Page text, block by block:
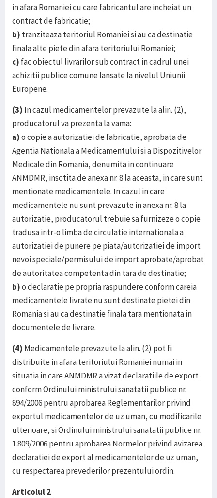
in afara Romaniei cu care fabricantul are incheiat un
contract de fabricatie;
b) tranziteaza teritoriul Romaniei si au ca destinatie
finala alte piete din afara teritoriului Romaniei;
c) fac obiectul livrarilor sub contract in cadrul unei
achizitii publice comune lansate la nivelul Uniunii
Europene.
(3) In cazul medicamentelor prevazute la alin. (2),
producatorul va prezenta la vama:
a)o copie a autorizatiei de fabricatie, aprobata de
Agentia Nationala a Medicamentului si a Dispozitivelor
Medicale din Romania, denumita in continuare
ANMDMR, insotita de anexa nr. 8 la aceasta, in care sunt
mentionate medicamentele. In cazul in care
medicamentele nu sunt prevazute in anexa nr. 8 la
autorizatie, producatorul trebuie sa furnizeze o copie
tradusa intr-o limba de circulatie internationala a
autorizatiei de punere pe piata/autorizatiei de import
nevoi speciale/permisului de import aprobate/aprobat
de autoritatea competenta din tara de destinatie;
b)o declaratie pe propria raspundere conform careia
medicamentele livrate nu sunt destinate pietei din
Romania si au ca destinatie finala tara mentionata in
documentele de livrare.
(4) Medicamentele prevazute la alin. (2) pot fi
distribuite in afara teritoriului Romaniei numai in
situatia in care ANMDMR a vizat declaratiile de export
conform Ordinului ministrului sanatatii publice nr.
894/2006 pentru aprobarea Reglementarilor privind
exportul medicamentelor de uz uman, cu modificarile
ulterioare, si Ordinului ministrului sanatatii publice nr.
1.809/2006 pentru aprobarea Normelor privind avizarea
declaratiei de export al medicamentelor de uz uman,
cu respectarea prevederilor prezentului ordin.
Articolul 2